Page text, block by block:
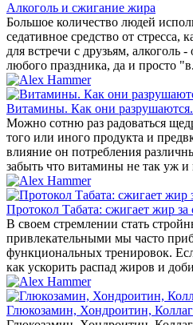
Алкоголь и сжигание жира
Большое количество людей
седативное средство от стресса,
для встречи с друзьям, алкоголь
любого праздника, да и просто
Витамины. Как они разрушаются.
Можно сотню раз радоваться
того или иного продукта и
влияние он потребления
забыть что витамины не так уж и
Протокол Табата: сжигает жир
В своем стремлении стать
привлекательными мы часто
функциональных тренировок.
как ускорить распад жиров и
Глюкозамин, Хондроитин,